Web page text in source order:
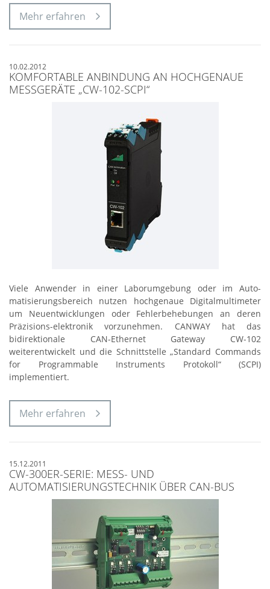
Mehr erfahren
10.02.2012
KOMFORTABLE ANBINDUNG AN HOCHGENAUE
MESSGERÄTE „CW-102-SCPI“
Viele Anwender in einer Laborumgebung oder im Auto-
matisierungsbereich nutzen hochgenaue Digitalmultimeter
um Neuentwicklungen oder Fehlerbehebungen an deren
Präzisions-elektronik vorzunehmen. CANWAY hat das
bidirektionale CAN-Ethernet Gateway CW-102
weiterentwickelt und die Schnittstelle „Standard Commands
for Programmable Instruments Protokoll“ (SCPI)
implementiert.
Mehr erfahren
15.12.2011
CW-300ER-SERIE: MESS- UND
AUTOMATISIERUNGSTECHNIK ÜBER CAN-BUS